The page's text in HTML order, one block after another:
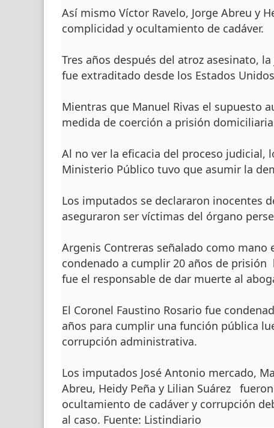
Así mismo Víctor Ravelo, Jorge Abreu y
complicidad y ocultamiento de cadáver.
Tres años después del atroz asesinato,
fue extraditado desde los Estados
Mientras que Manuel Rivas el supuesto
medida de coerción a prisión
Al no ver la eficacia del proceso judicial,
Ministerio Público tuvo que asumir la
Los imputados se declararon inocentes
aseguraron ser víctimas del órgano
Argenis Contreras señalado como
condenado a cumplir 20 años de
fue el responsable de dar muerte al
El Coronel Faustino Rosario fue
años para cumplir una función pública
corrupción administrativa.
Los imputados José Antonio mercado,
Abreu, Heidy Peña y Lilian Suárez
ocultamiento de cadáver y corrupción
al caso. Fuente: Listindiario